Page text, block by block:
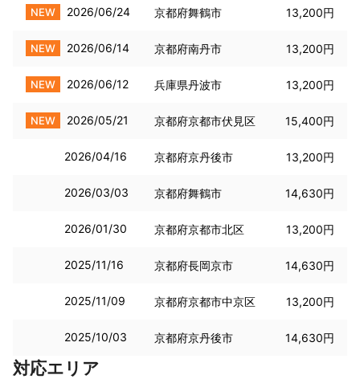
NEW 2026/06/24 京都府舞鶴市 13,200円
NEW 2026/06/14 京都府南丹市 13,200円
NEW 2026/06/12 兵庫県丹波市 13,200円
NEW 2026/05/21 京都府京都市伏見区 15,400円
2026/04/16 京都府京丹後市 13,200円
2026/03/03 京都府舞鶴市 14,630円
2026/01/30 京都府京都市北区 13,200円
2025/11/16 京都府長岡京市 14,630円
2025/11/09 京都府京都市中京区 13,200円
2025/10/03 京都府京丹後市 14,630円
対応エリア